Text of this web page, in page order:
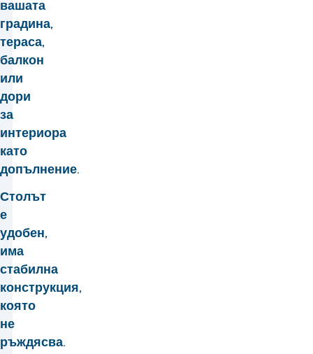
вашата
градина,
тераса,
балкон
или
дори
за
интериора
като
допълнение.
Столът
е
удобен,
има
стабилна
конструкция,
която
не
ръждясва.